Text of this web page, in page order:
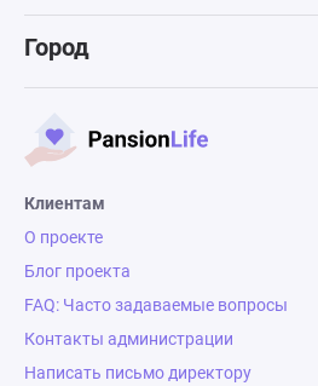
Город
Клиентам
О проекте
Блог проекта
FAQ: Часто задаваемые вопросы
Контакты администрации
Написать письмо директору